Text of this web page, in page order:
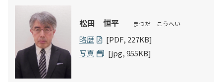
松田 恒平 まつだ こうへい
略歴
[PDF, 227KB]
写真
[jpg, 955KB]